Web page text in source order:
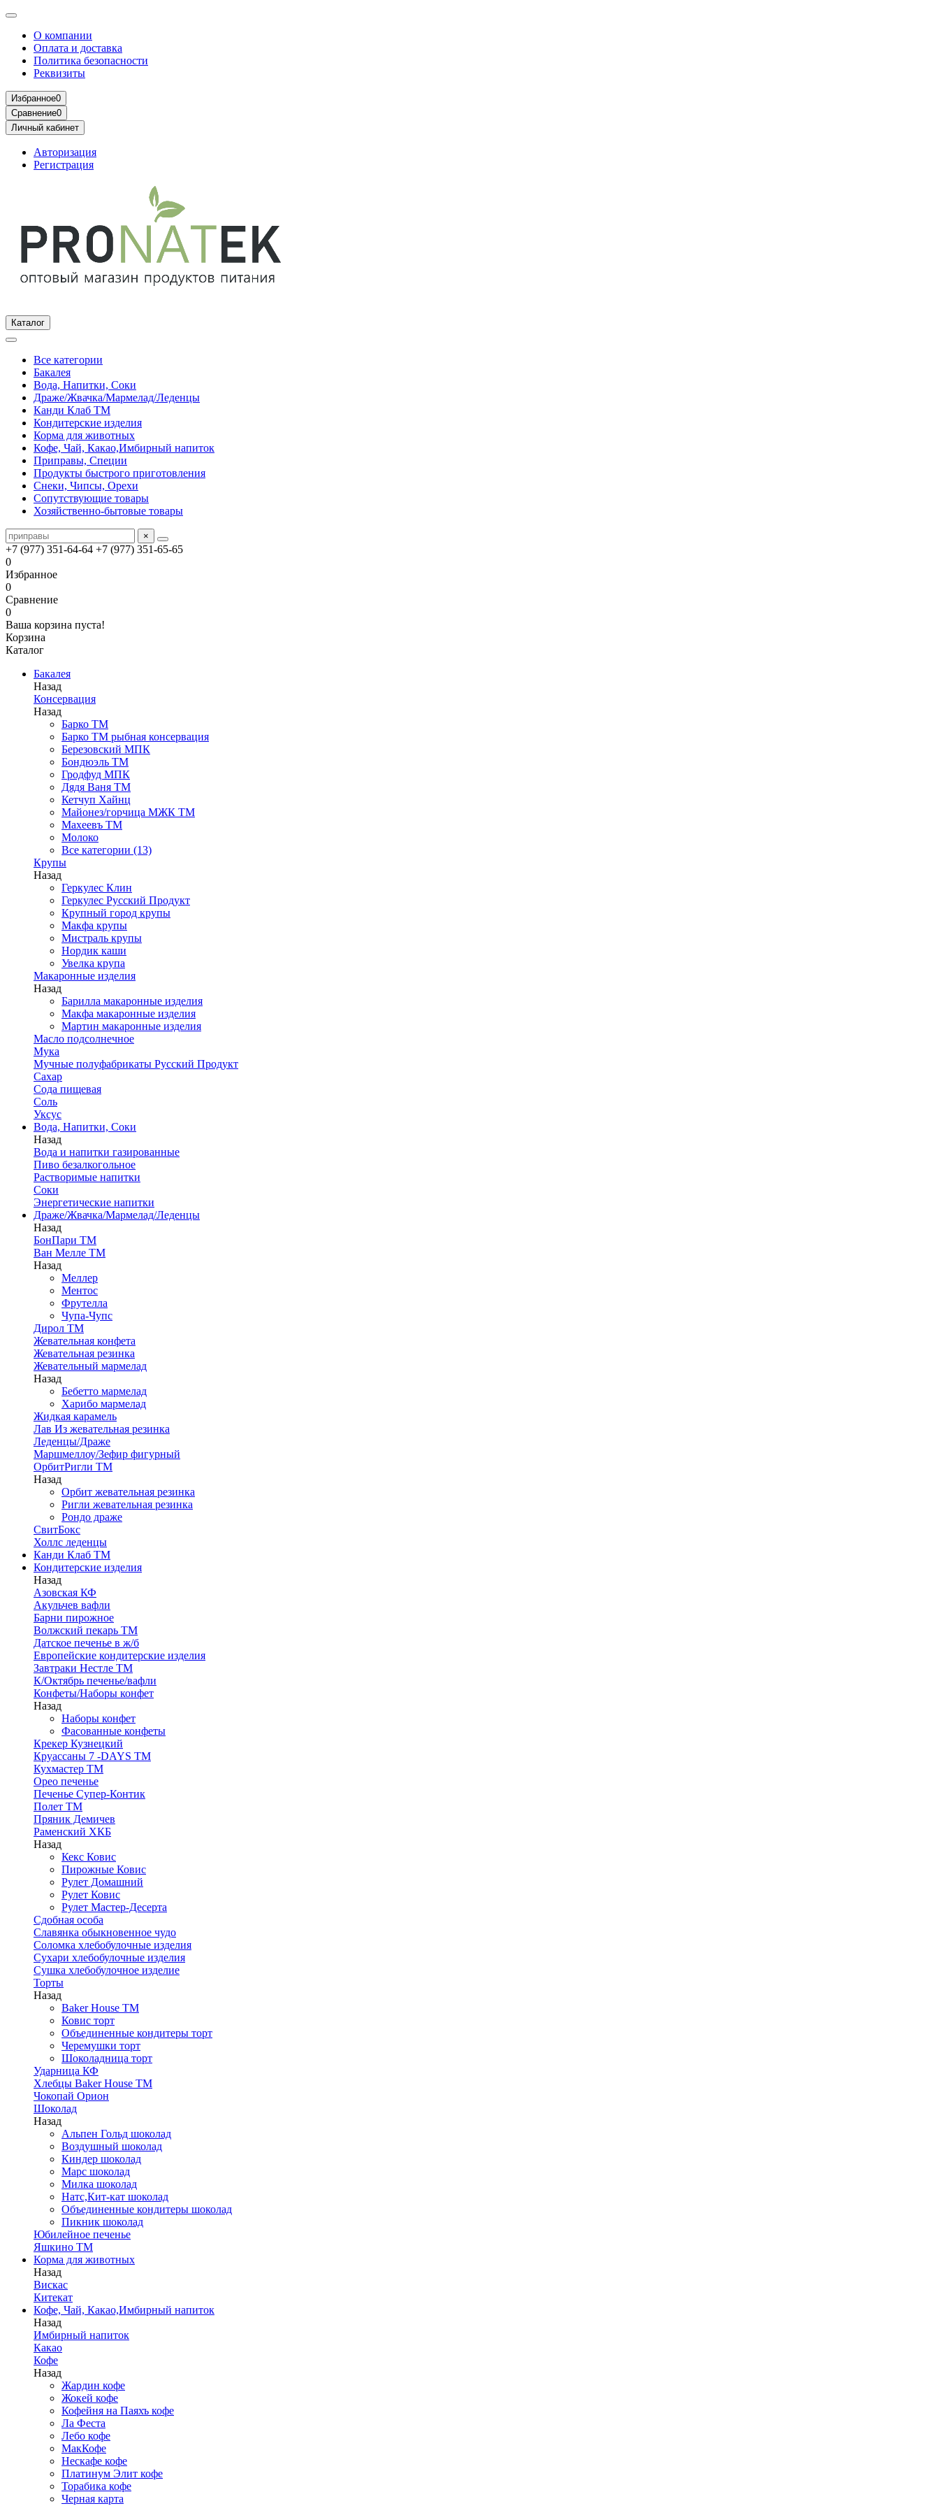
О компании
Оплата и доставка
Политика безопасности
Реквизиты
Избранное0
Сравнение0
Личный кабинет
Авторизация
Регистрация
Каталог
Все категории
Бакалея
Вода, Напитки, Соки
Драже/Жвачка/Мармелад/Леденцы
Канди Клаб ТМ
Кондитерские изделия
Корма для животных
Кофе, Чай, Какао,Имбирный напиток
Приправы, Специи
Продукты быстрого приготовления
Снеки, Чипсы, Орехи
Сопутствующие товары
Хозяйственно-бытовые товары
×
+7 (977) 351-64-64 +7 (977) 351-65-65
0
Избранное
0
Сравнение
0
Ваша корзина пуста!
Корзина
Каталог
Бакалея
Назад
Консервация
Назад
Барко ТМ
Барко ТМ рыбная консервация
Березовский МПК
Бондюэль ТМ
Гродфуд МПК
Дядя Ваня ТМ
Кетчуп Хайнц
Майонез/горчица МЖК ТМ
Махеевъ ТМ
Молоко
Все категории (13)
Крупы
Назад
Геркулес Клин
Геркулес Русский Продукт
Крупный город крупы
Макфа крупы
Мистраль крупы
Нордик каши
Увелка крупа
Макаронные изделия
Назад
Барилла макаронные изделия
Макфа макаронные изделия
Мартин макаронные изделия
Масло подсолнечное
Мука
Мучные полуфабрикаты Русский Продукт
Сахар
Сода пищевая
Соль
Уксус
Вода, Напитки, Соки
Назад
Вода и напитки газированные
Пиво безалкогольное
Растворимые напитки
Соки
Энергетические напитки
Драже/Жвачка/Мармелад/Леденцы
Назад
БонПари ТМ
Ван Мелле ТМ
Назад
Меллер
Ментос
Фрутелла
Чупа-Чупс
Дирол ТМ
Жевательная конфета
Жевательная резинка
Жевательный мармелад
Назад
Бебетто мармелад
Харибо мармелад
Жидкая карамель
Лав Из жевательная резинка
Леденцы/Драже
Маршмеллоу/Зефир фигурный
ОрбитРигли ТМ
Назад
Орбит жевательная резинка
Ригли жевательная резинка
Рондо драже
СвитБокс
Холлс леденцы
Канди Клаб ТМ
Кондитерские изделия
Назад
Азовская КФ
Акульчев вафли
Барни пирожное
Волжский пекарь ТМ
Датское печенье в ж/б
Европейские кондитерские изделия
Завтраки Нестле ТМ
К/Октябрь печенье/вафли
Конфеты/Наборы конфет
Назад
Наборы конфет
Фасованные конфеты
Крекер Кузнецкий
Круассаны 7 -DAYS ТМ
Кухмастер ТМ
Орео печенье
Печенье Супер-Контик
Полет ТМ
Пряник Демичев
Раменский ХКБ
Назад
Кекс Ковис
Пирожные Ковис
Рулет Домашний
Рулет Ковис
Рулет Мастер-Десерта
Сдобная особа
Славянка обыкновенное чудо
Соломка хлебобулочные изделия
Сухари хлебобулочные изделия
Сушка хлебобулочное изделие
Торты
Назад
Baker House ТМ
Ковис торт
Объединенные кондитеры торт
Черемушки торт
Шоколадница торт
Ударница КФ
Хлебцы Baker House ТМ
Чокопай Орион
Шоколад
Назад
Альпен Гольд шоколад
Воздушный шоколад
Киндер шоколад
Марс шоколад
Милка шоколад
Натс,Кит-кат шоколад
Объединенные кондитеры шоколад
Пикник шоколад
Юбилейное печенье
Яшкино ТМ
Корма для животных
Назад
Вискас
Китекат
Кофе, Чай, Какао,Имбирный напиток
Назад
Имбирный напиток
Какао
Кофе
Назад
Жардин кофе
Жокей кофе
Кофейня на Паяхъ кофе
Ла Феста
Лебо кофе
МакКофе
Нескафе кофе
Платинум Элит кофе
Торабика кофе
Черная карта